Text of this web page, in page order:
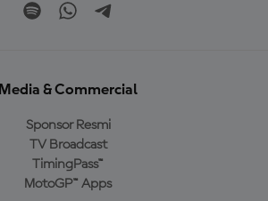
Media & Commercial
Sponsor Resmi
TV Broadcast
TimingPass™
MotoGP™ Apps